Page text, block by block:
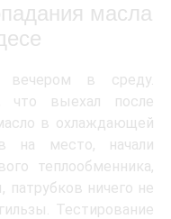
масла
вечером в среду.
что выехал после
в охлаждающей
на место, начали
теплообменника,
патрубков ничего не
Тестирование